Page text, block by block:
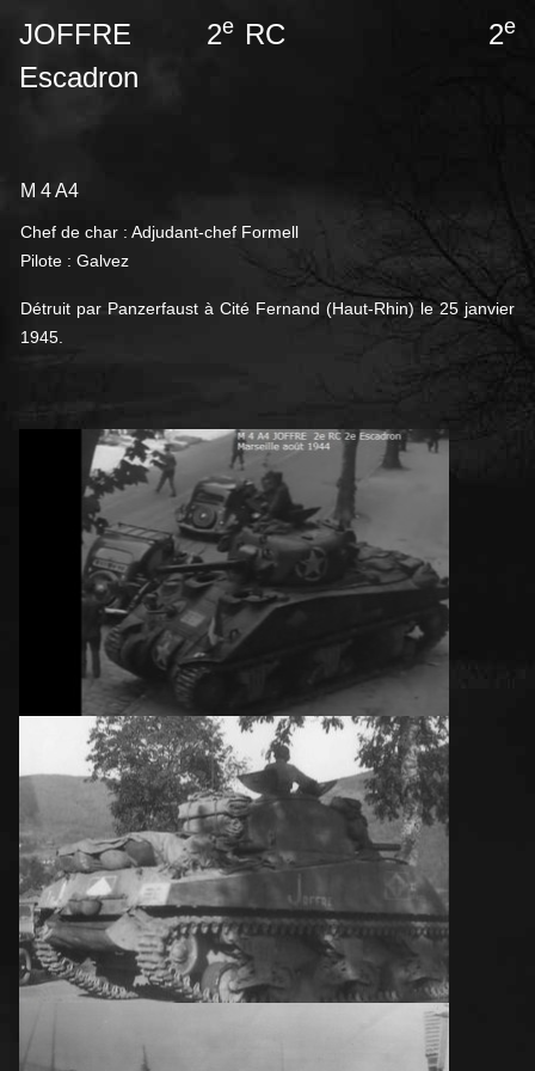
JOFFRE 2eRC 2e
Escadron
M 4 A4
Chef de char : Adjudant-chef Formell
Pilote : Galvez
Détruit par Panzerfaust à Cité Fernand (Haut-Rhin) le 25 janvier
1945.